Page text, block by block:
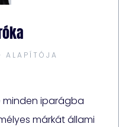
ALAPÍTÓJA
minden iparágba
márkát állami